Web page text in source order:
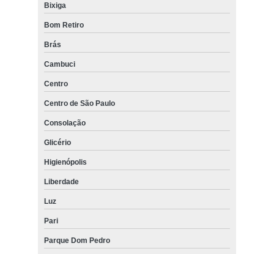
Bixiga
Bom Retiro
Brás
Cambuci
Centro
Centro de São Paulo
Consolação
Glicério
Higienópolis
Liberdade
Luz
Pari
Parque Dom Pedro